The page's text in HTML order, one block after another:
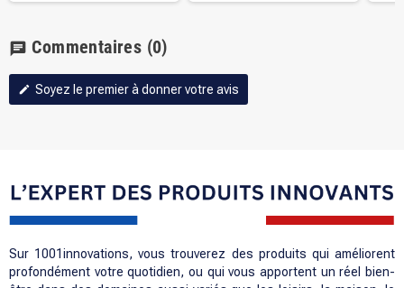
chat Commentaires (0)
edit Soyez le premier à donner votre avis
Sur 1001innovations, vous trouverez des produits qui améliorent
profondément votre quotidien, ou qui vous apportent un réel bien-